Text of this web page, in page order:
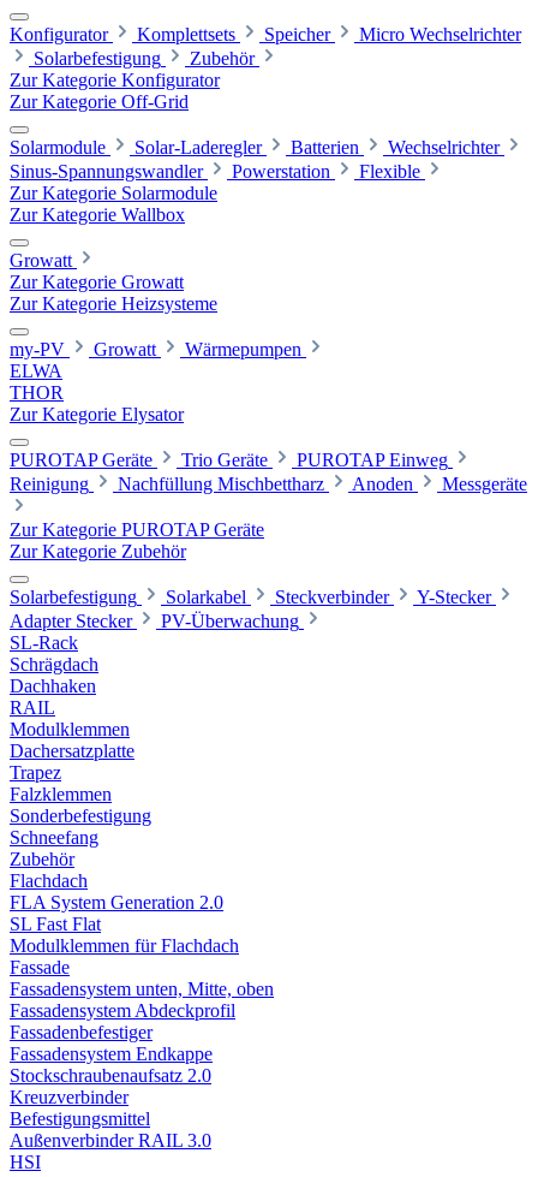
Konfigurator Komplettsets Speicher
Micro Wechselrichter
Solarbefestigung
Zubehör
Zur Kategorie Konfigurator
Zur Kategorie Off-Grid
Solarmodule Solar-Laderegler Batterien
Wechselrichter
Sinus-Spannungswandler
Powerstation
Flexible
Zur Kategorie Solarmodule
Zur Kategorie Wallbox
Growatt
Zur Kategorie Growatt
Zur Kategorie Heizsysteme
my-PV Growatt
Wärmepumpen
ELWA
THOR
Zur Kategorie Elysator
PUROTAP Geräte Trio Geräte
PUROTAP Einweg
Reinigung
Nachfüllung Mischbettharz Anoden Messgeräte
Zur Kategorie PUROTAP Geräte
Zur Kategorie Zubehör
Solarbefestigung Solarkabel Steckverbinder
Y-Stecker
Adapter Stecker
PV-Überwachung
SL-Rack
Schrägdach
Dachhaken
RAIL
Modulklemmen
Dachersatzplatte
Trapez
Falzklemmen
Sonderbefestigung
Schneefang
Zubehör
Flachdach
FLA System Generation 2.0
SL Fast Flat
Modulklemmen für Flachdach
Fassade
Fassadensystem unten, Mitte, oben
Fassadensystem Abdeckprofil
Fassadenbefestiger
Fassadensystem Endkappe
Stockschrauben­aufsatz 2.0
Kreuzverbinder
Befestigungsmittel
Außenverbinder RAIL 3.0
HSI